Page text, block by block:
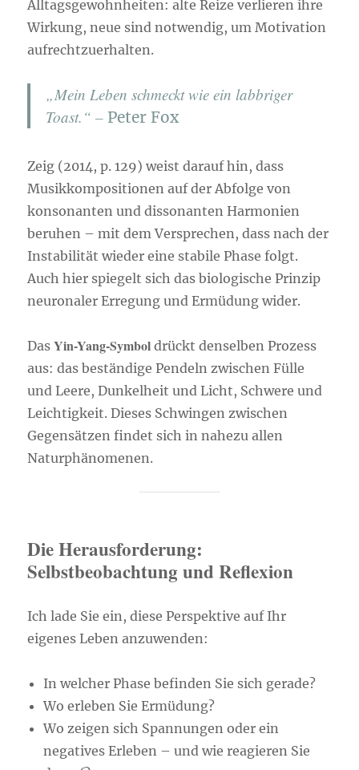
Alltagsgewohnheiten: alte Reize verlieren ihre
Wirkung, neue sind notwendig, um Motivation
aufrechtzuerhalten.
„Mein Leben schmeckt wie ein labbriger
Toast.“ – Peter Fox
Zeig (2014, p. 129) weist darauf hin, dass
Musikkompositionen auf der Abfolge von
konsonanten und dissonanten Harmonien
beruhen – mit dem Versprechen, dass nach der
Instabilität wieder eine stabile Phase folgt.
Auch hier spiegelt sich das biologische Prinzip
neuronaler Erregung und Ermüdung wider.
DasYin-Yang-Symbol drückt denselben Prozess
aus: das beständige Pendeln zwischen Fülle
und Leere, Dunkelheit und Licht, Schwere und
Leichtigkeit. Dieses Schwingen zwischen
Gegensätzen findet sich in nahezu allen
Naturphänomenen.
Die Herausforderung:
Selbstbeobachtung und Reflexion
Ich lade Sie ein, diese Perspektive auf Ihr
eigenes Leben anzuwenden:
In welcher Phase befinden Sie sich gerade?
Wo erleben Sie Ermüdung?
Wo zeigen sich Spannungen oder ein
negatives Erleben – und wie reagieren Sie